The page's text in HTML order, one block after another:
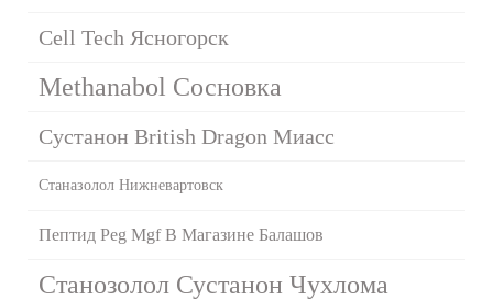
Cell Tech Ясногорск
Methanabol Сосновка
Сустанон British Dragon Миасс
Станазолол Нижневартовск
Пептид Peg Mgf В Магазине Балашов
Станозолол Сустанон Чухлома